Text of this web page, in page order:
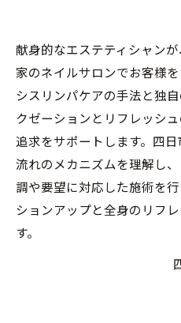
献身的なエステティシャン
家のネイルサロンでお客様
シスリンパケアの手法と独
クゼーションとリフレッシ
追求をサポートします。四
流れのメカニズムを理解し
調や要望に対応した施術を
ションアップと全身のリフ
す。